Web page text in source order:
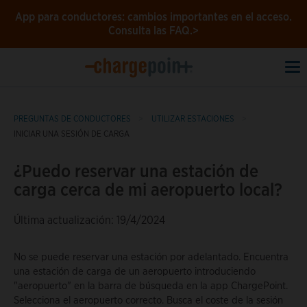
App para conductores: cambios importantes en el acceso.
Consulta las FAQ.>
PREGUNTAS DE CONDUCTORES
UTILIZAR ESTACIONES
INICIAR UNA SESIÓN DE CARGA
¿Puedo reservar una estación de
carga cerca de mi aeropuerto local?
Última actualización: 19/4/2024
No se puede reservar una estación por adelantado. Encuentra
una estación de carga de un aeropuerto introduciendo
"aeropuerto" en la barra de búsqueda en la app ChargePoint.
Selecciona el aeropuerto correcto. Busca el coste de la sesión